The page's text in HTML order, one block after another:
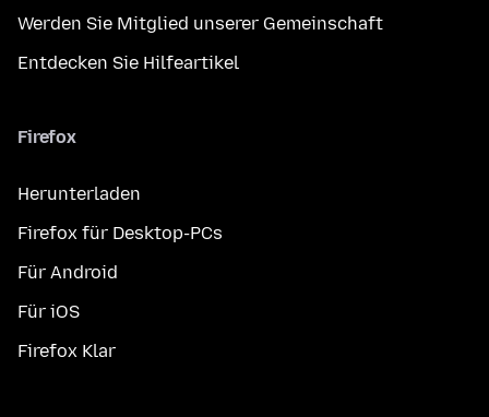
Werden Sie Mitglied unserer Gemeinschaft
Entdecken Sie Hilfeartikel
Firefox
Herunterladen
Firefox für Desktop-PCs
Für Android
Für iOS
Firefox Klar